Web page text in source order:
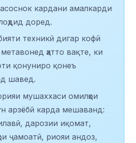
кардани амалкарди
доред.
техникӣ дигар кофӣ
ҳатто вақте, ки
қонуниро қонеъ
шавед.
мушаххаси омилҳои
арзёбӣ карда мешаванд:
дарозии иқомат,
ҷамоатӣ, риояи андоз,